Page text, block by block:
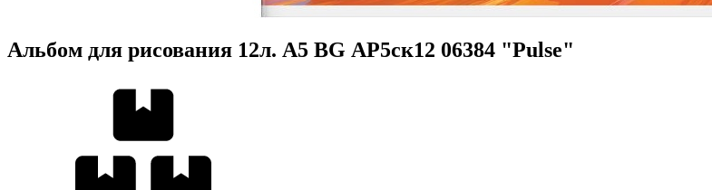
Альбом для рисования 12л. А5 BG АР5ск12 06384 "Pulse"